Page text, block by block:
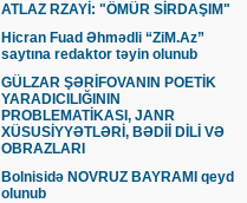
ATLAZ RZAYİ: "ÖMÜR SİRDAŞIM"
Hicran Fuad Əhmədli “ZiM.Az”
saytına redaktor təyin olunub
GÜLZAR ŞƏRİFOVANIN POETİK
YARADICILIĞININ
PROBLEMATİKASI, JANR
XÜSUSİYYƏTLƏRİ, BƏDİİ DİLİ VƏ
OBRAZLARI
Bolnisidə NOVRUZ BAYRAMI qeyd
olunub